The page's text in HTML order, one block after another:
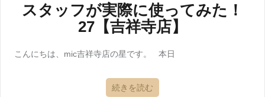
スタッフが実際に使ってみた！
27【吉祥寺店】
こんにちは、mic吉祥寺店の星です。 本日
続きを読む